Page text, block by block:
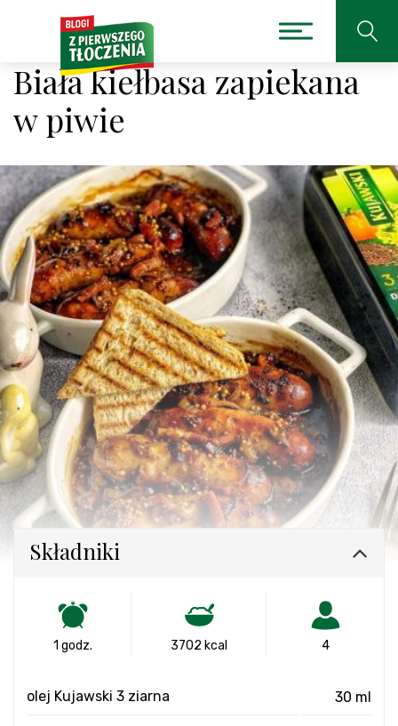
Biała kiełbasa zapiekana
w piwie
Składniki
1 godz. 3702 kcal 4
olej Kujawski 3 ziarna 30 ml